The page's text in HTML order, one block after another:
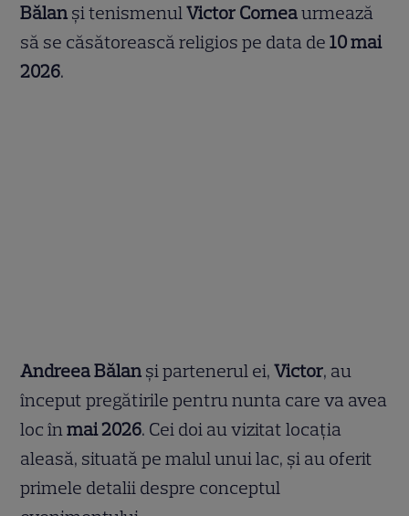
Bălan și tenismenulVictor Corneaurmează
să se căsătorească religios pe data de10 mai
2026.
Andreea Bălan și partenerul ei,Victor, au
început pregătirile pentru nunta care va avea
loc înmai 2026. Cei doi au vizitat locația
aleasă, situată pe malul unui lac, și au oferit
primele detalii despre conceptul